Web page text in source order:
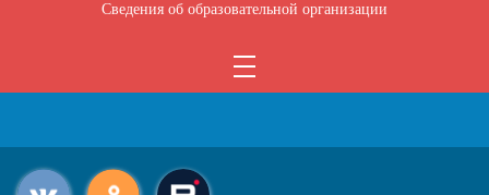
Сведения об образовательной организации